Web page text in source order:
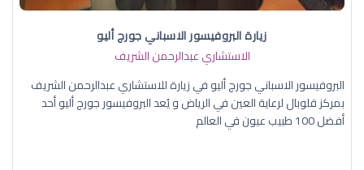
زيارة البروفيسور الاسباني جورج أليو
الاستشاري عبدالرحمن الشريف
البروفيسور الاسباني جورج أليو في زيارة للاستشاري عبدالرحمن الشريف
بمركز قلوبال لرعاية العين في الرياض و يُعد البروفيسور جورج أليو أحد
أفضل 100 طبيب عيون في العالم